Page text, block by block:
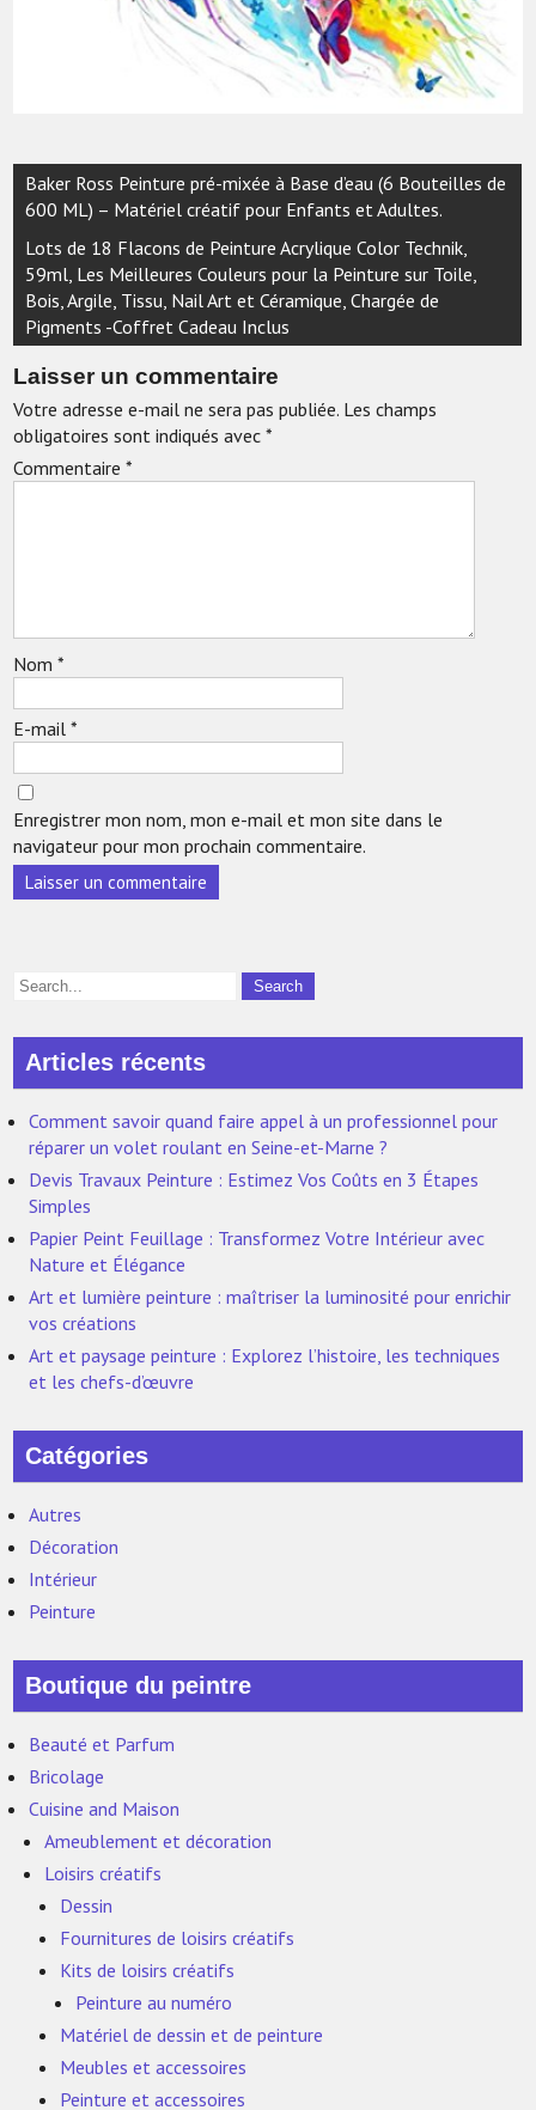
Navigation
de
l’article
Baker Ross Peinture pré-mixée à Base d’eau (6 Bouteilles de
600 ML) – Matériel créatif pour Enfants et Adultes.
Lots de 18 Flacons de Peinture Acrylique Color Technik,
59ml, Les Meilleures Couleurs pour la Peinture sur Toile,
Bois, Argile, Tissu, Nail Art et Céramique, Chargée de
Pigments -Coffret Cadeau Inclus
Laisser un commentaire
Votre adresse e-mail ne sera pas publiée. Les champs
obligatoires sont indiqués avec*
Commentaire*
Nom*
E-mail*
Enregistrer mon nom, mon e-mail et mon site dans le
navigateur pour mon prochain commentaire.
Articles récents
Comment savoir quand faire appel à un professionnel pour
réparer un volet roulant en Seine-et-Marne ?
Devis Travaux Peinture : Estimez Vos Coûts en 3 Étapes
Simples
Papier Peint Feuillage : Transformez Votre Intérieur avec
Nature et Élégance
Art et lumière peinture : maîtriser la luminosité pour enrichir
vos créations
Art et paysage peinture : Explorez l’histoire, les techniques
et les chefs-d’œuvre
Catégories
Autres
Décoration
Intérieur
Peinture
Boutique du peintre
Beauté et Parfum
Bricolage
Cuisine and Maison
Ameublement et décoration
Loisirs créatifs
Dessin
Fournitures de loisirs créatifs
Kits de loisirs créatifs
Peinture au numéro
Matériel de dessin et de peinture
Meubles et accessoires
Peinture et accessoires